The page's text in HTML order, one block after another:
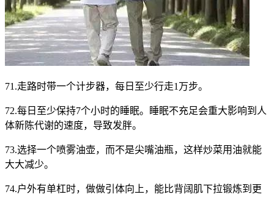
71.走路时带一个计步器，每日至少行走1万步。
72.每日至少保持7个小时的睡眠。睡眠不充足会重大影响到人
体新陈代谢的速度，导致发胖。
73.选择一个喷雾油壶，而不是尖嘴油瓶，这样炒菜用油就能
大大减少。
74.户外有单杠时，做做引体向上，能比背阔肌下拉锻炼到更